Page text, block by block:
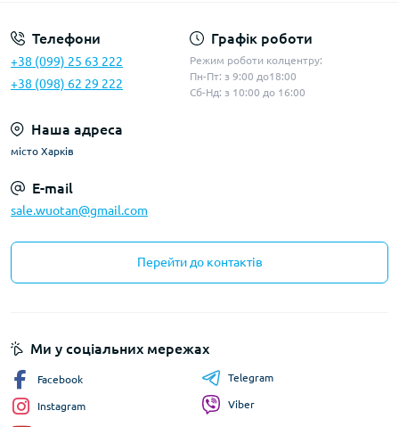
Телефони
+38 (099) 25 63 222
+38 (098) 62 29 222
Графік роботи
Режим роботи колцентру:
Пн-Пт: з 9:00 до18:00
Сб-Нд: з 10:00 до 16:00
Наша адреса
місто Харків
E-mail
sale.wuotan@gmail.com
Перейти до контактів
Ми у соціальних мережах
Facebook
Instagram
Telegram
Viber